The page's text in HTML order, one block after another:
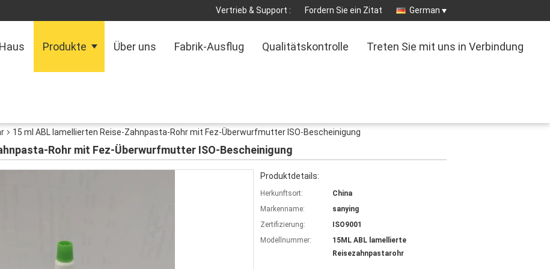
Vertrieb & Support : Fordern Sie ein Zitat German
Haus Produkte Über uns Fabrik-Ausflug Qualitätskontrolle Treten Sie mit uns in Verbindung
15 ml ABL lamellierten Reise-Zahnpasta-Rohr mit Fez-Überwurfmutter ISO-Bescheinigung
Rohr mit Fez-Überwurfmutter ISO-Bescheinigung
Produktdetails:
Herkunftsort:
China
Markenname:
sanying
Zertifizierung:
ISO9001
Modellnummer:
15ML ABL lamellierte
Reisezahnpastarohr